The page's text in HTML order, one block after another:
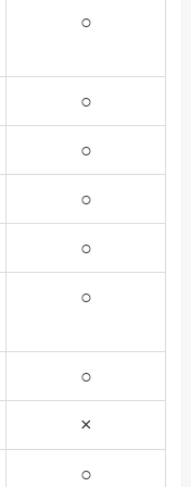
○
○
○
○
○
○
○
×
○